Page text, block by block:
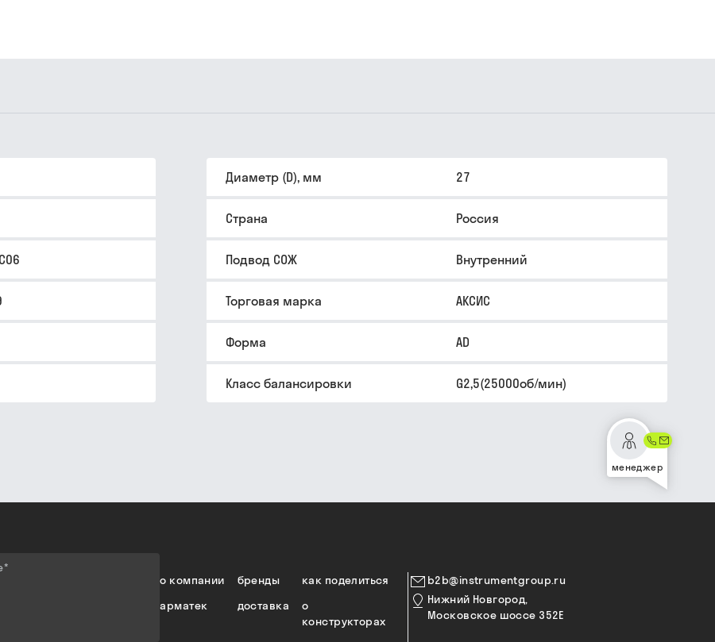
Диаметр (D), мм 27
Страна Россия
Подвод СОЖ Внутренний
Торговая марка АКСИС
Форма AD
Класс балансировки G2,5(25000об/мин)
менеджер
*
как поделиться
бренды
о компании
о
конструкторах
доставка
арматек
b2b@instrumentgroup.ru
Нижний Новгород,
Московское шоссе 352Е